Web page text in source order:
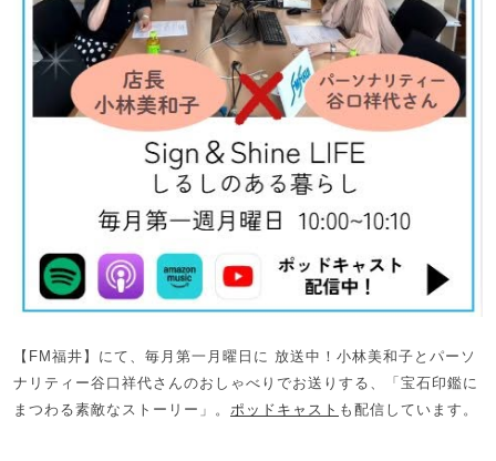
【FM福井】にて、毎月第一月曜日に 放送中！小林美和子とパーソ
ナリティー谷口祥代さんのおしゃべりでお送りする、「宝石印鑑に
まつわる素敵なストーリー」。 ポッドキャスト も配信しています。